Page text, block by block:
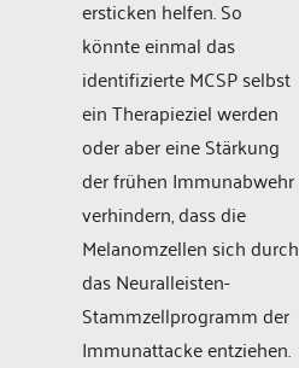
ersticken helfen. So
könnte einmal das
identifizierte MCSP selbst
ein Therapieziel werden
oder aber eine Stärkung
der frühen Immunabwehr
verhindern, dass die
Melanomzellen sich durch
das Neuralleisten-
Stammzellprogramm der
Immunattacke entziehen.